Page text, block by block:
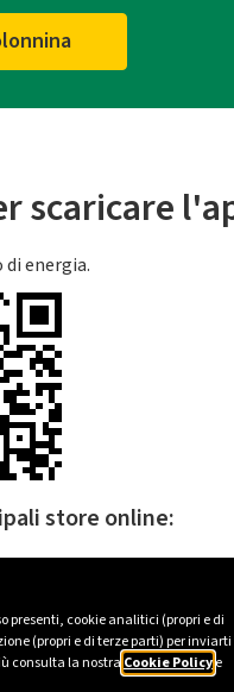
presenti, cookie analitici (propri e di
(propri e di terze parti) per inviarti
consulta la nostra Cookie Policye
scaricare
energia.
store online: